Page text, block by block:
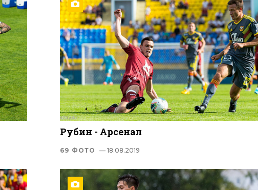
Рубин - Арсенал
69 ФОТО — 18.08.2019